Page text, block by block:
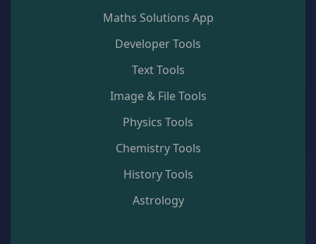
Maths Solutions App
Developer Tools
Text Tools
Image & File Tools
Physics Tools
Chemistry Tools
History Tools
Astrology